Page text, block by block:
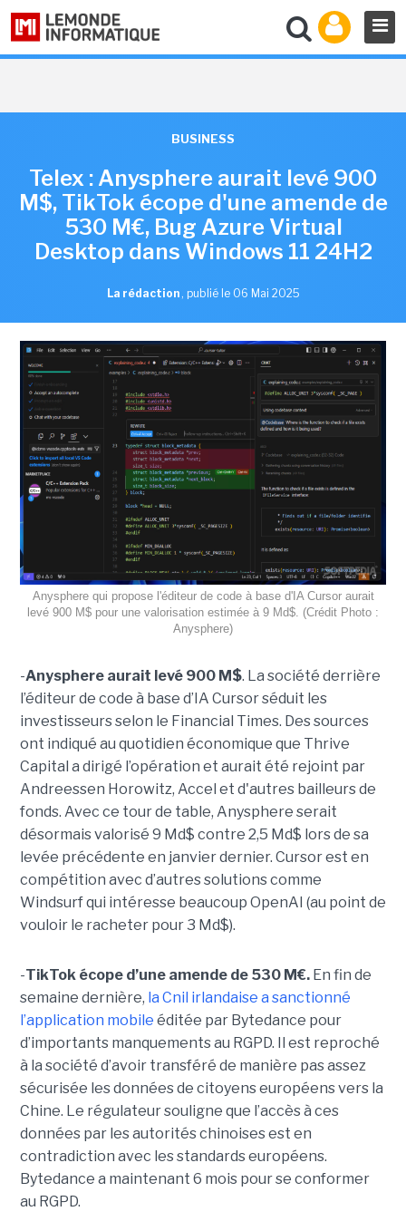
BUSINESS
Telex : Anysphere aurait levé 900
M$, TikTok écope d'une amende de
530 M€, Bug Azure Virtual
Desktop dans Windows 11 24H2
La rédaction , publié le 06 Mai 2025
Anysphere qui propose l'éditeur de code à base d'IA Cursor aurait
levé 900 M$ pour une valorisation estimée à 9 Md$. (Crédit Photo :
Anysphere)
-Anysphere aurait levé 900 M$. La société derrière
l’éditeur de code à base d’IA Cursor séduit les
investisseurs selon le Financial Times. Des sources
ont indiqué au quotidien économique que Thrive
Capital a dirigé l’opération et aurait été rejoint par
Andreessen Horowitz, Accel et d'autres bailleurs de
fonds. Avec ce tour de table, Anysphere serait
désormais valorisé 9 Md$ contre 2,5 Md$ lors de sa
levée précédente en janvier dernier. Cursor est en
compétition avec d’autres solutions comme
Windsurf qui intéresse beaucoup OpenAI (au point de
vouloir le racheter pour 3 Md$).
-TikTok écope d’une amende de 530 M€. En fin de
semaine dernière, la Cnil irlandaise a sanctionné
l’application mobile éditée par Bytedance pour
d’importants manquements au RGPD. Il est reproché
à la société d’avoir transféré de manière pas assez
sécurisée les données de citoyens européens vers la
Chine. Le régulateur souligne que l’accès à ces
données par les autorités chinoises est en
contradiction avec les standards européens.
Bytedance a maintenant 6 mois pour se conformer
au RGPD.